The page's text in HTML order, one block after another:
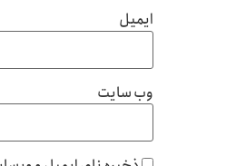
ایمیل
وب‌ سایت